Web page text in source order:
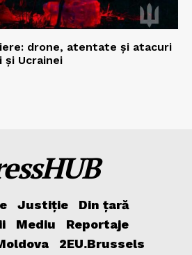
drone, atentate și atacuri
și Ucrainei
Justiție
Din țară
Mediu
Reportaje
2EU.Brussels